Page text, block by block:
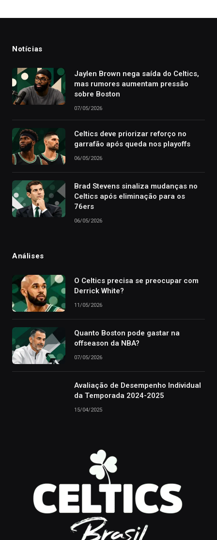
Notícias
Jaylen Brown nega saída do Celtics,
mas rumores aumentam pressão
sobre Boston
07/05/2026
Celtics deve priorizar reforço no
garrafão após queda nos playoffs
06/05/2026
Brad Stevens sinaliza mudanças no
Celtics após eliminação para os
76ers
06/05/2026
Análises
O Celtics precisa se preocupar com
Derrick White?
11/05/2026
Quanto Boston pode gastar na
offseason da NBA?
07/05/2026
Avaliação de Desempenho Individual
da Temporada 2024-2025
15/04/2025